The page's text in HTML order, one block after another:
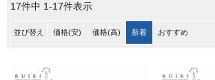
並び替え 価格(安) 価格(高) 新着 おすすめ
17件中 1-17件表示